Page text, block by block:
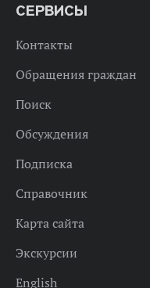
СЕРВИСЫ
Контакты
Обращения граждан
Поиск
Обсуждения
Подписка
Справочник
Карта сайта
Экскурсии
English